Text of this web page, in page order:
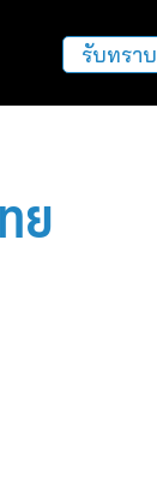
ฝากข่าวประชาสัมพันธ์
ย
รับทราบ